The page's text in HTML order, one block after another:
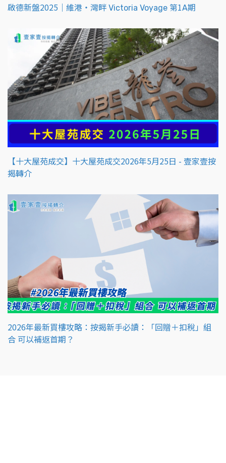
啟德新盤2025｜維港‧灣畔 Victoria Voyage 第1A期
【十大屋苑成交】十大屋苑成交2026年5月25日 - 壹家壹按
揭轉介
2026年最新買樓攻略：按揭新手必讀：「回贈＋扣稅」組
合 可以補返首期？